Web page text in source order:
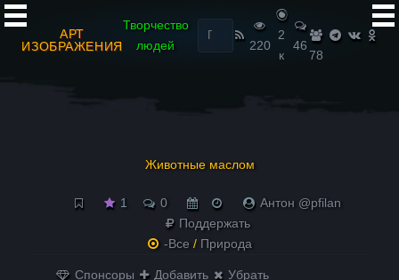
АРТ
ИЗОБРАЖЕНИЯ
Творчество
людей
Найти:
220
2
к
46
78
Животные маслом
1 0
Антон @pfilan
Поддержать
-Все / Природа
Спонсоры Добавить Убрать